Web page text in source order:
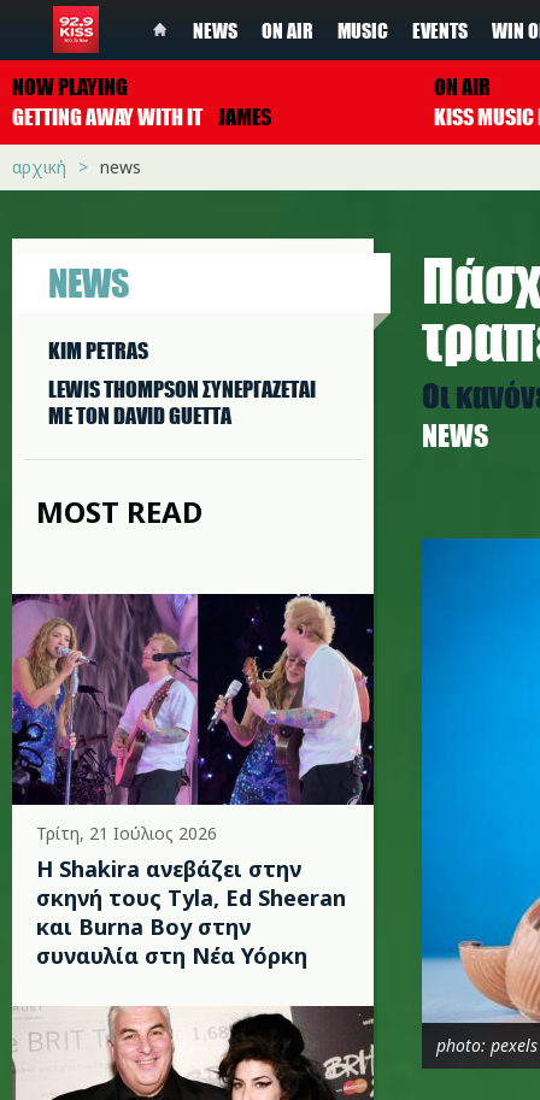
NEWS ON AIR MUSIC EVENTS WIN
NOW PLAYING
GETTING AWAY WITH IT JAMES
ON AIR
αρχική news
NEWS
KIM PETRAS
LEWIS THOMPSON ΣΥΝΕΡΓAΖΕΤΑΙ
ΜΕ ΤΟΝ DAVID GUETTA
MOST READ
Τρίτη, 21 Ιούλιος 2026
Η Shakira ανεβάζει στην
σκηνή τους Tyla, Ed Sheeran
και Burna Boy στην
συναυλία στη Νέα Υόρκη
Οι
NEWS
photo: pexels